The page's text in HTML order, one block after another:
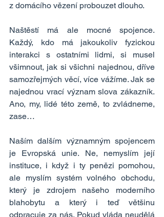
z domácího vězení probouzet dlouho.
Naštěstí má ale mocné spojence.
Každý, kdo má jakoukoliv fyzickou
interakci s ostatními lidmi, si musel
všimnout, jak si všichni najednou, dříve
samozřejmých věcí, více vážíme. Jak se
najednou vrací význam slova zákazník.
Ano, my, lidé této země, to zvládneme,
zase…
Naším dalším významným spojencem
je Evropská unie. Ne, nemyslím její
instituce, i když i ty penězi pomohou,
ale myslím systém volného obchodu,
který je zdrojem našeho moderního
blahobytu a který i teď většinu
odpracuje za nás. Pokud vláda neudělá